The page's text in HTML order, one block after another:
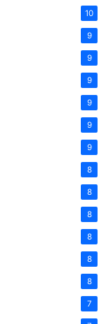
10
9
9
9
9
9
9
8
8
8
8
8
8
7